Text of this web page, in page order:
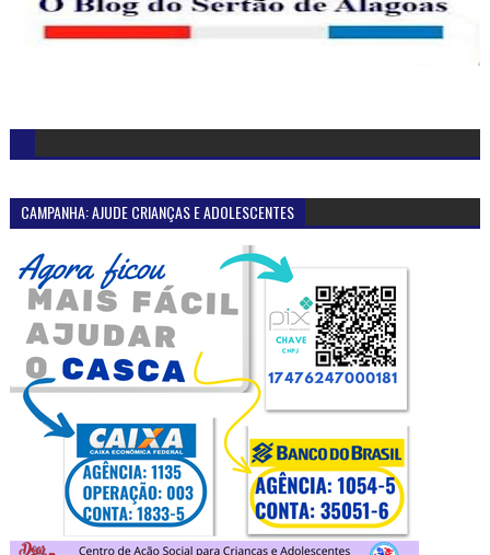
CAMPANHA: AJUDE CRIANÇAS E ADOLESCENTES